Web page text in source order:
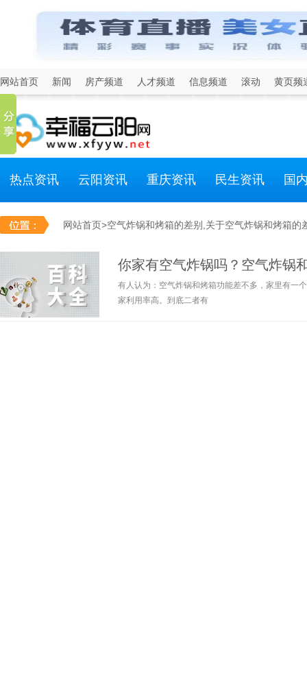
网站首页 新闻 房产频道 人才频道 信息频道 滚动 黄页频
热点资讯 云阳资讯 重庆资讯 民生资讯 国
网站首页>空气炸锅和烤箱的差别,关于空气炸锅和烤箱的
你家有空气炸锅吗？空气炸锅
有人认为：空气炸锅和烤箱功能差不多，家里有一
家利用率高。到底二者有